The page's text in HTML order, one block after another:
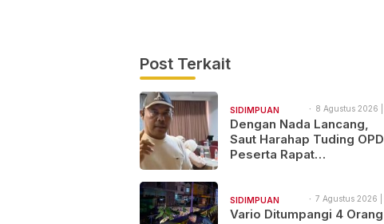
Post Terkait
SIDIMPUAN
NAJEGES
8 Agustus 2026 |
12:23
Dengan Nada Lancang,
Saut Harahap Tuding OPD
Peserta Rapat
SIDIMPUAN
NAJEGES
7 Agustus 2026 |
11:49
Vario Ditumpangi 4 Orang